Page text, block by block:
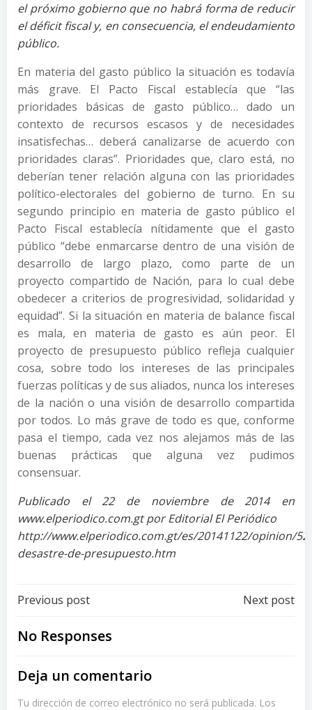
el próximo gobierno que no habrá forma de reducir
el déficit fiscal y, en consecuencia, el endeudamiento
público.
En materia del gasto público la situación es todavía
más grave. El Pacto Fiscal establecía que “las
prioridades básicas de gasto público… dado un
contexto de recursos escasos y de necesidades
insatisfechas… deberá canalizarse de acuerdo con
prioridades claras”. Prioridades que, claro está, no
deberían tener relación alguna con las prioridades
político-electorales del gobierno de turno. En su
segundo principio en materia de gasto público el
Pacto Fiscal establecía nítidamente que el gasto
público “debe enmarcarse dentro de una visión de
desarrollo de largo plazo, como parte de un
proyecto compartido de Nación, para lo cual debe
obedecer a criterios de progresividad, solidaridad y
equidad”. Si la situación en materia de balance fiscal
es mala, en materia de gasto es aún peor. El
proyecto de presupuesto público refleja cualquier
cosa, sobre todo los intereses de las principales
fuerzas políticas y de sus aliados, nunca los intereses
de la nación o una visión de desarrollo compartida
por todos. Lo más grave de todo es que, conforme
pasa el tiempo, cada vez nos alejamos más de las
buenas prácticas que alguna vez pudimos
consensuar.
Publicado el 22 de noviembre de 2014 en
www.elperiodico.com.gt por Editorial El Periódico
http://www.elperiodico.com.gt/es/20141122/opinion/
desastre-de-presupuesto.htm
Post
navigation
Previous post Next post
No Responses
Deja un comentario
Tu dirección de correo electrónico no será publicada. Los